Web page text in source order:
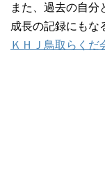
また、過去の自分
成長の記録にもな
ＫＨＪ鳥取らくだ